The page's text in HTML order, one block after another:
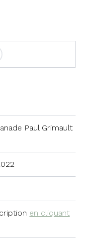
Paul Grimault
en cliquant